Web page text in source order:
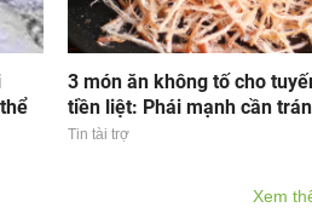
3 món ăn không tố cho
tiền liệt: Phái mạnh cần
Tin tài trợ
Xem